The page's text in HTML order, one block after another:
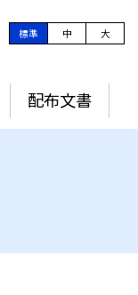
標準 中 大
配布文書